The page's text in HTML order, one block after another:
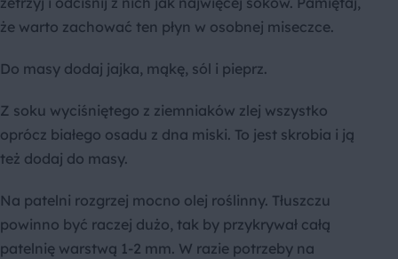
że warto zachować ten płyn w osobnej miseczce.
Do masy dodaj jajka, mąkę, sól i pieprz.
Z soku wyciśniętego z ziemniaków zlej wszystko
oprócz białego osadu z dna miski. To jest skrobia i ją
też dodaj do masy.
Na patelni rozgrzej mocno olej roślinny. Tłuszczu
powinno być raczej dużo, tak by przykrywał całą
patelnię warstwą 1-2 mm. W razie potrzeby na